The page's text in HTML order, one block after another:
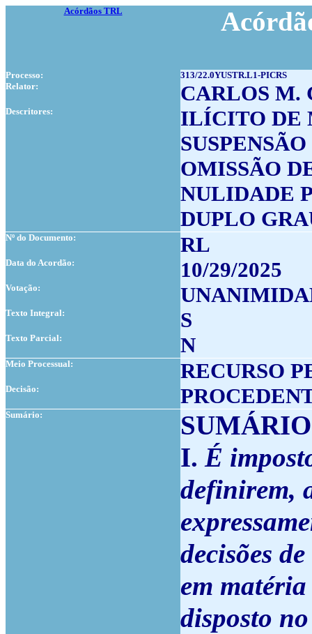
Acórdãos TRL
Processo:
313/22.0YUSTR.L1-PICRS
Relator:
CARLOS M.
Descritores:
ILÍCITO DE
OMISSÃO
NULIDADE
DUPLO
Nº do Documento: RL
Data do Acordão: 10/29/2025
Votação:
Texto Integral: S
Texto Parcial: N
Meio Processual: RECURSO
Decisão:
Sumário:
SUMÁRIO
I.É
definirem,
decisões
em
disposto